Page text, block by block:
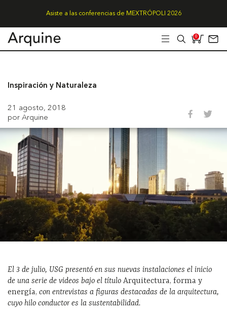
Asiste a las conferencias de MEXTRÓPOLI 2026
0
Inspiración y Naturaleza
21 agosto, 2018
por Arquine
El 3 de julio, USG presentó en sus nuevas instalaciones el inicio
de una serie de videos bajo el título Arquitectura, forma y
energía, con entrevistas a figuras destacadas de la arquitectura,
cuyo hilo conductor es la sustentabilidad.